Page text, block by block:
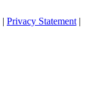
| Privacy Statement |